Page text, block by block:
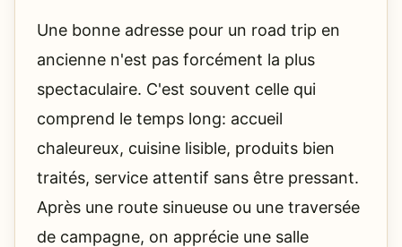
Une bonne adresse pour un road trip en
ancienne n'est pas forcément la plus
spectaculaire. C'est souvent celle qui
comprend le temps long: accueil
chaleureux, cuisine lisible, produits bien
traités, service attentif sans être pressant.
Après une route sinueuse ou une traversée
de campagne, on apprécie une salle